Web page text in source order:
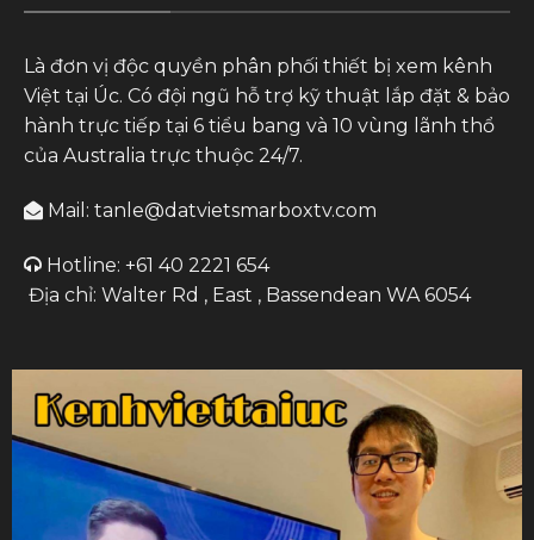
Là đơn vị độc quyền phân phối thiết bị xem kênh
Việt tại Úc. Có đội ngũ hỗ trợ kỹ thuật lắp đặt & bảo
hành trực tiếp tại 6 tiểu bang và 10 vùng lãnh thổ
của Australia trực thuộc 24/7.
Mail: tanle@datvietsmarboxtv.com
Hotline: +61 40 2221 654
Địa chỉ: Walter Rd , East , Bassendean WA 6054